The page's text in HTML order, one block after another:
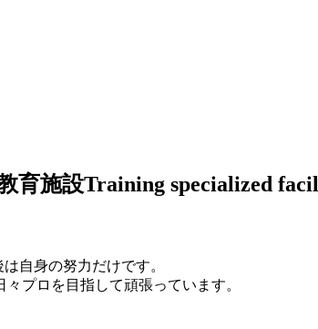
育施設Training specialized
自身の努力だけです。
プロを目指して頑張っています。